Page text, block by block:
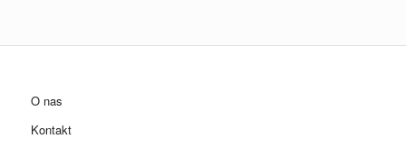
O nas
Kontakt